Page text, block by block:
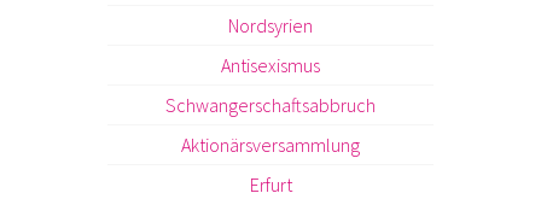
Nordsyrien
Antisexismus
Schwangerschaftsabbruch
Aktionärsversammlung
Erfurt